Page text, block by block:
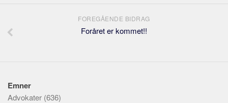
FOREGÅENDE BIDRAG
Foråret er kommet!!
Emner
Advokater (636)